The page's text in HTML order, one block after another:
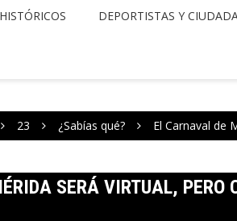
HISTÓRICOS DEPORTISTAS Y
23 ¿Sabías qué? El Carnaval de
SERÁ VIRTUAL, PERO